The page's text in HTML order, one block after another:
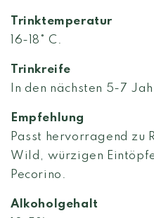
Trinktemperatur
16-18° C.
Trinkreife
In den nächsten 5-7
Empfehlung
Passt hervorragend zu
Wild, würzigen
Pecorino.
Alkoholgehalt